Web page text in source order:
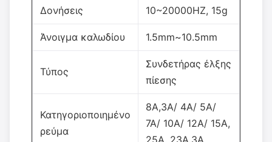
Δονήσεις 10~20000HZ, 15g
Άνοιγμα καλωδίου 1.5mm~10.5mm
Τύπος
Συνδετήρας έλξης
πίεσης
Κατηγοριοποιημένο
ρεύμα
8A,3A/ 4A/ 5A/
7A/ 10A/ 12A/ 15A,
25A, 23A,3A